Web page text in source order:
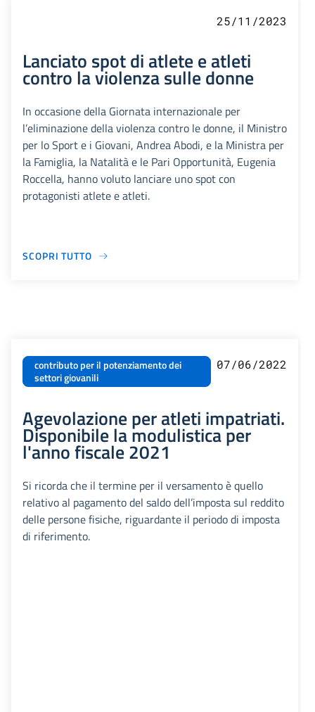
25/11/2023
Lanciato spot di atlete e atleti
contro la violenza sulle donne
In occasione della Giornata internazionale per
l’eliminazione della violenza contro le donne, il Ministro
per lo Sport e i Giovani, Andrea Abodi, e la Ministra per
la Famiglia, la Natalità e le Pari Opportunità, Eugenia
Roccella, hanno voluto lanciare uno spot con
protagonisti atlete e atleti.
SCOPRI TUTTO
contributo per il potenziamento dei
settori giovanili
07/06/2022
Agevolazione per atleti impatriati.
Disponibile la modulistica per
l'anno fiscale 2021
Si ricorda che il termine per il versamento è quello
relativo al pagamento del saldo dell’imposta sul reddito
delle persone fisiche, riguardante il periodo di imposta
di riferimento.